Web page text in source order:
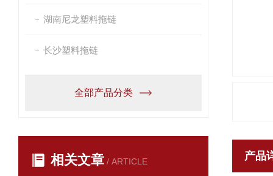
湖南尼龙塑料拖链
长沙塑料拖链
全部产品分类
相关文章 / ARTICLE 产品